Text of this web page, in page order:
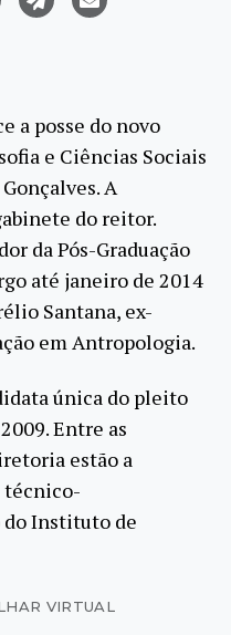
a posse do novo
e Ciências Sociais
A
do reitor.
da Pós-Graduação
até janeiro de 2014
Santana, ex-
em Antropologia.
única do pleito
Entre as
estão a
técnico-
Instituto de
VIRTUAL